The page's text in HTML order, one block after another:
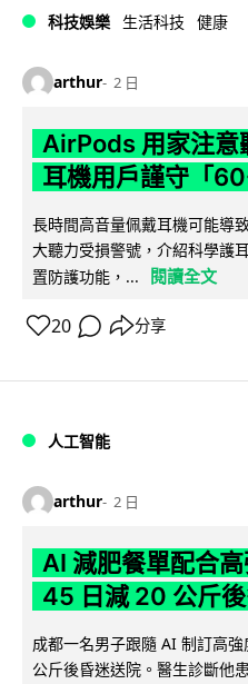
科技娛樂 生活科技 健康
arthur 2 日
AirPods 用家注意
耳機用戶謹守「
長時間高音量佩戴耳機可能導
大聽力受損警號，介紹科學護
置防護功能，...
閱讀全文
20 分享
人工智能
arthur 2 日
AI 減肥餐單配合
45 日減 20 公斤
成都一名男子跟隨 AI 制訂高
公斤後昏迷送院。醫生診斷他